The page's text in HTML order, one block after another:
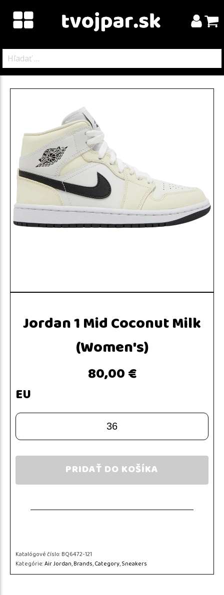
Jordan 1 Mid Coconut Milk
(Women's)
80,00 €
EU
36
PRIDAŤ DO KOŠÍKA
Katalógové číslo:BQ6472-121
Kategórie:Air Jordan,Brands,Category,Sneakers